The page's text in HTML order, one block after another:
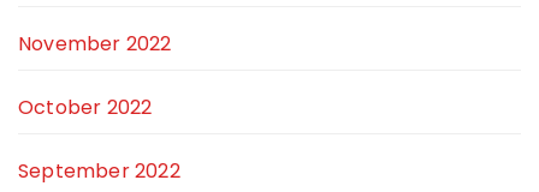
November 2022
October 2022
September 2022